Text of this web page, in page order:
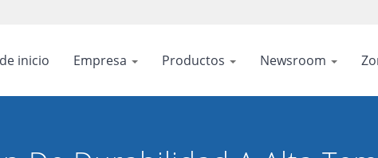
inicio Empresa Productos Newsroom